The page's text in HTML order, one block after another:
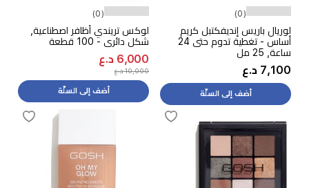
(0)
لوريال باريس إنديفكتبل كريم
أساس - تغطية تدوم حتى 24
ساعة, 25 مل
7,100 د.ع
أضف إلى السلّة
(0)
لوكس تريندي أظافر اصطناعية,
شكل دائري - 100 قطعة
6,000 د.ع
10,000 د.ع
أضف إلى السلّة